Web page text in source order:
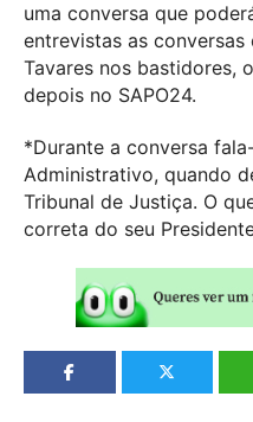
uma conversa que
entrevistas as
Tavares nos bastidores,
depois no SAPO24.
*Durante a conversa
Administrativo, quando
Tribunal de Justiça. O
correta do seu